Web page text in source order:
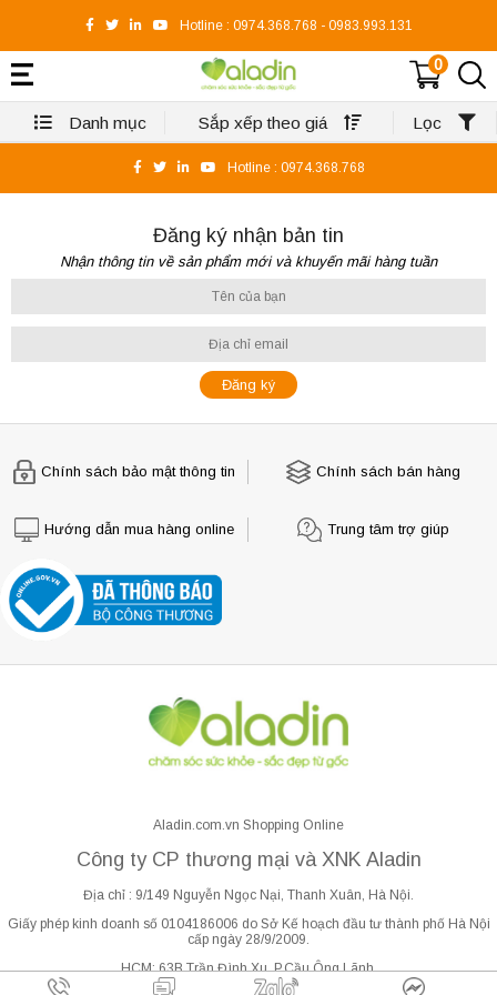
Hotline : 0974.368.768 - 0983.993.131
0
Danh mục Sắp xếp theo giá Lọc
Hotline : 0974.368.768
Đăng ký nhận bản tin
Nhận thông tin về sản phẩm mới và khuyến mãi hàng tuần
Chính sách bảo mật thông tin Chính sách bán hàng
Hướng dẫn mua hàng online Trung tâm trợ giúp
Aladin.com.vn Shopping Online
Công ty CP thương mại và XNK Aladin
Địa chỉ : 9/149 Nguyễn Ngọc Nại, Thanh Xuân, Hà Nội.
Giấy phép kinh doanh số 0104186006 do Sở Kế hoạch đầu tư thành phố Hà Nội
cấp ngày 28/9/2009.
HCM: 63B Trần Đình Xu, P.Cầu Ông Lãnh.